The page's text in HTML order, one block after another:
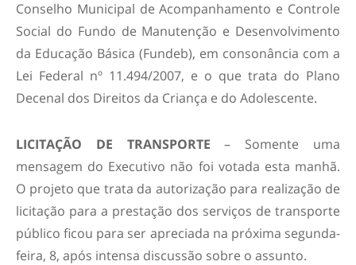
Conselho Municipal de Acompanhamento e Controle
Social do Fundo de Manutenção e Desenvolvimento
da Educação Básica (Fundeb), em consonância com a
Lei Federal nº 11.494/2007, e o que trata do Plano
Decenal dos Direitos da Criança e do Adolescente.
LICITAÇÃO DE TRANSPORTE – Somente uma
mensagem do Executivo não foi votada esta manhã.
O projeto que trata da autorização para realização de
licitação para a prestação dos serviços de transporte
público ficou para ser apreciada na próxima segunda-
feira, 8, após intensa discussão sobre o assunto.